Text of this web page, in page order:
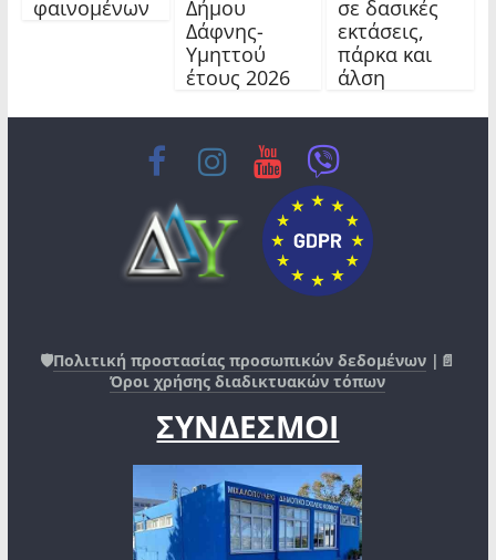
φαινομένων
Δήμου
Δάφνης-
Υμηττού
έτους 2026
σε δασικές
εκτάσεις,
πάρκα και
άλση
🛡️Πολιτική προστασίας προσωπικών δεδομένων |📄
Όροι χρήσης διαδικτυακών τόπων
ΣΥΝΔΕΣΜΟΙ